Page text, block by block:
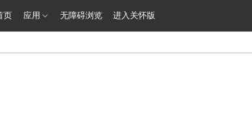
页 应用 无障碍浏览 进入关怀版